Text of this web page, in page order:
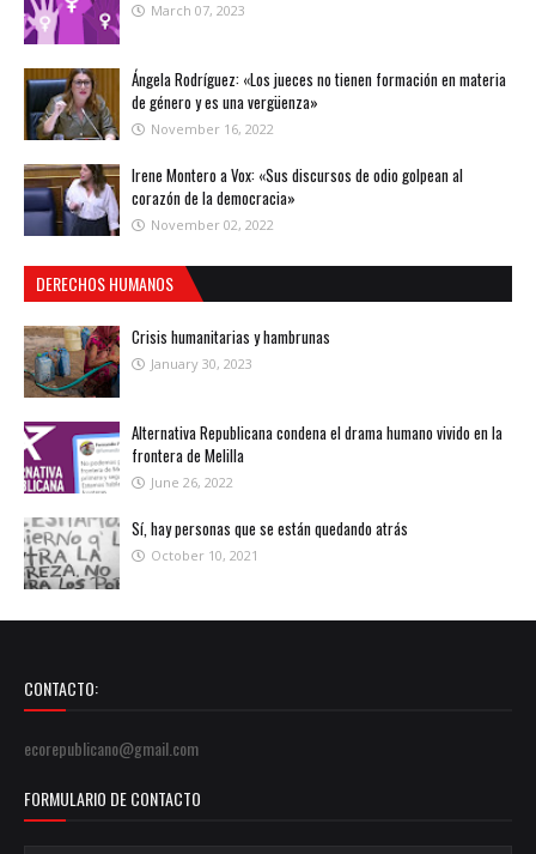
March 07, 2023
Ángela Rodríguez: «Los jueces no tienen formación en materia
de género y es una vergüenza»
November 16, 2022
Irene Montero a Vox: «Sus discursos de odio golpean al
corazón de la democracia»
November 02, 2022
DERECHOS HUMANOS
Crisis humanitarias y hambrunas
January 30, 2023
Alternativa Republicana condena el drama humano vivido en la
frontera de Melilla
June 26, 2022
Sí, hay personas que se están quedando atrás
October 10, 2021
CONTACTO:
ecorepublicano@gmail.com
FORMULARIO DE CONTACTO